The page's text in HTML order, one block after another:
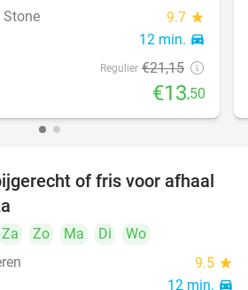
Stone
9.7 star
12 min. directions_car
Regulier €21,15
€13,50
60%
of fris voor afhaal
Za Zo Ma Di
Wo
9.5 star
12 min. directions_car